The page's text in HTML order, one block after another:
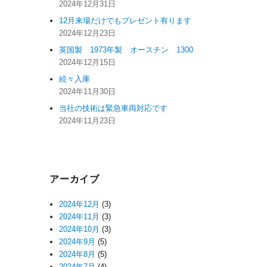
2024年12月31日
12月来場だけでもプレゼント有ります
2024年12月23日
英国製 1973年製 オースチン 1300
2024年12月15日
続々入庫
2024年11月30日
当社の技術は緊急車両対応です
2024年11月23日
アーカイブ
2024年12月 (3)
2024年11月 (3)
2024年10月 (3)
2024年9月 (5)
2024年8月 (5)